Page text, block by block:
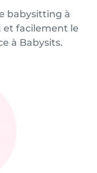
babysitting à
et facilement le
à Babysits.